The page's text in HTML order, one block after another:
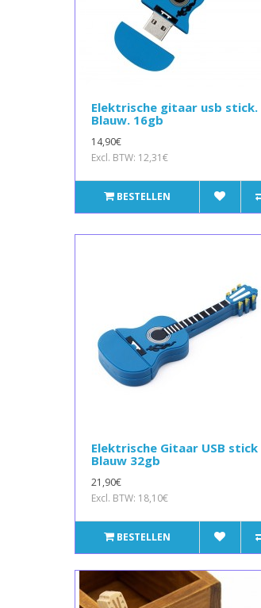
Elektrische gitaar usb stick.
Blauw. 16gb
14,90€
Excl. BTW: 12,31€
BESTELLEN
Elektrische Gitaar USB stick
Blauw 32gb
21,90€
Excl. BTW: 18,10€
BESTELLEN